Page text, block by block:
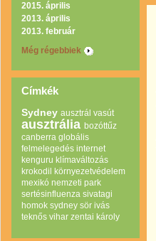
2015. április
2013. április
2013. február
Még régebbiek
Címkék
Sydney ausztrál vasút
ausztrália bozóttűz
canberra globális
felmelegedés internet
kenguru klímaváltozás
krokodil
környezetvédelem
mexikó nemzeti park
sertésinfluenza sivatagi
homok sydney sör ivás
teknős vihar zentai károly